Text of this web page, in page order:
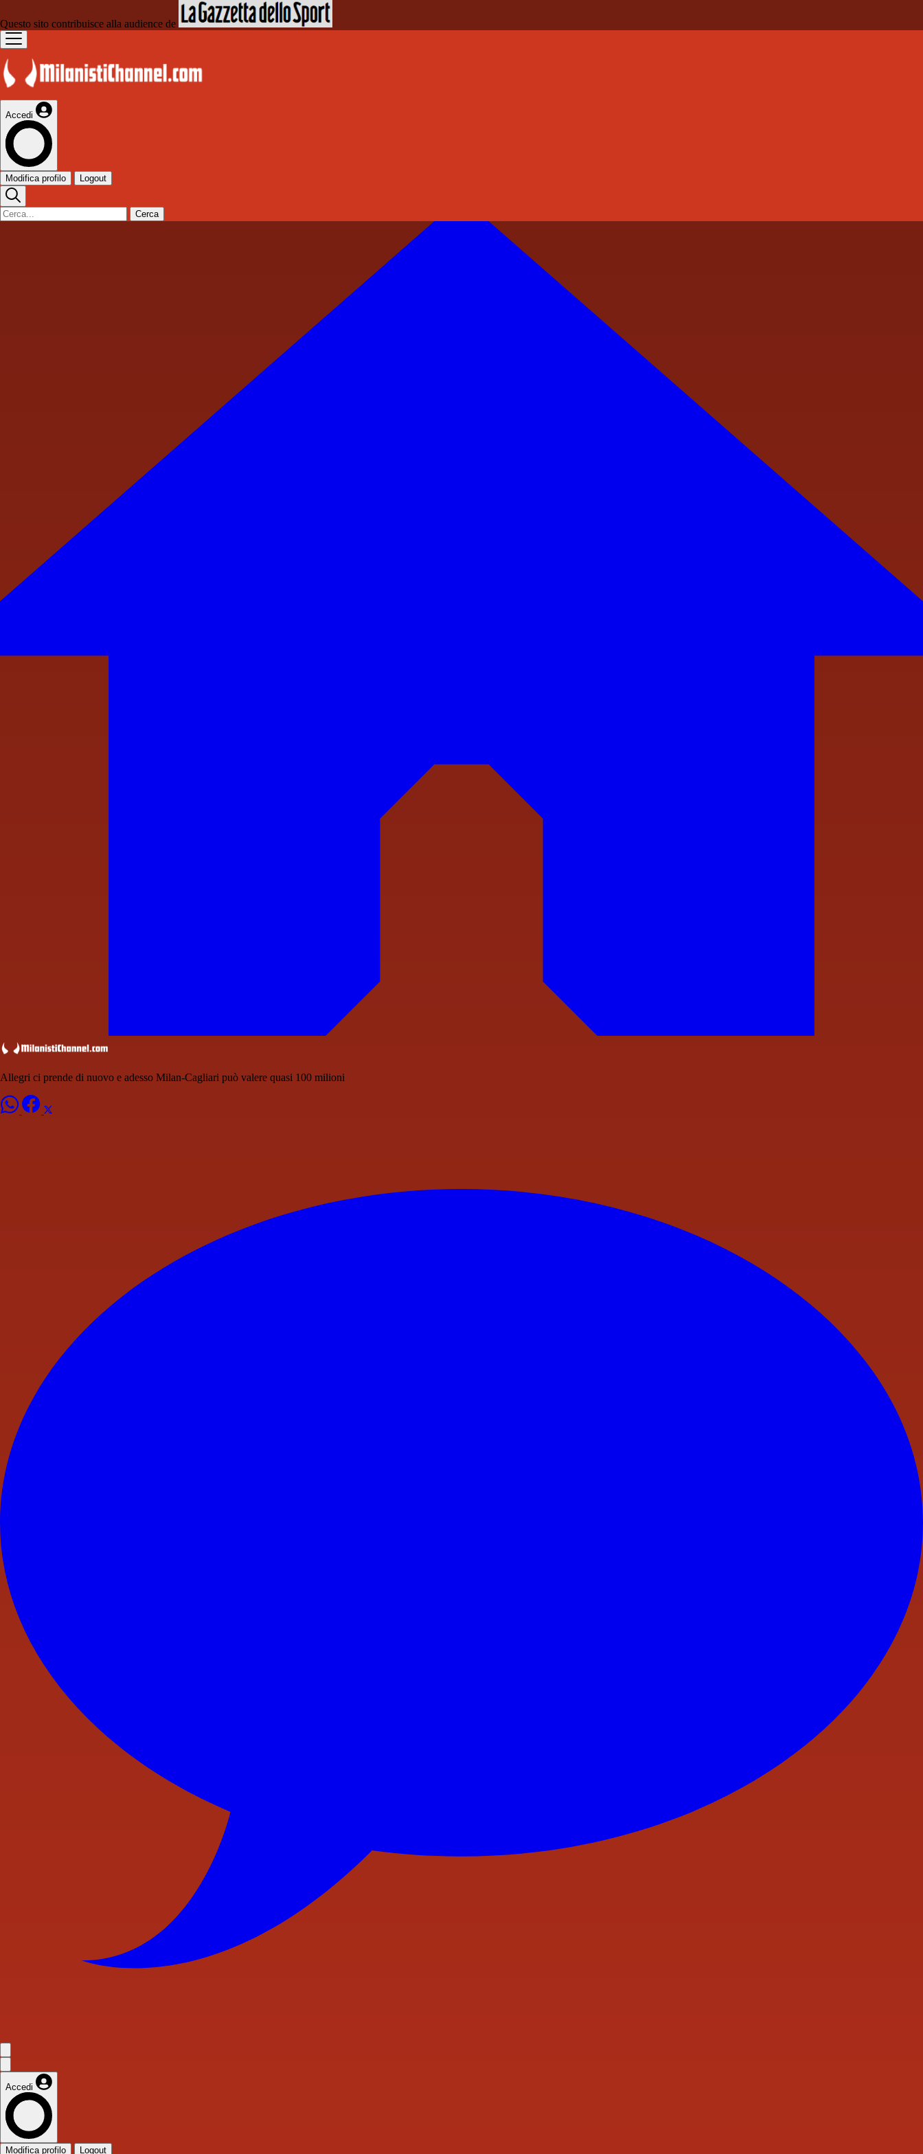
Questo sito contribuisce alla audience de
Accedi
Modifica profilo Logout
Cerca
Allegri ci prende di nuovo e adesso Milan-Cagliari può valere quasi 100 milioni
Accedi
Modifica profilo Logout